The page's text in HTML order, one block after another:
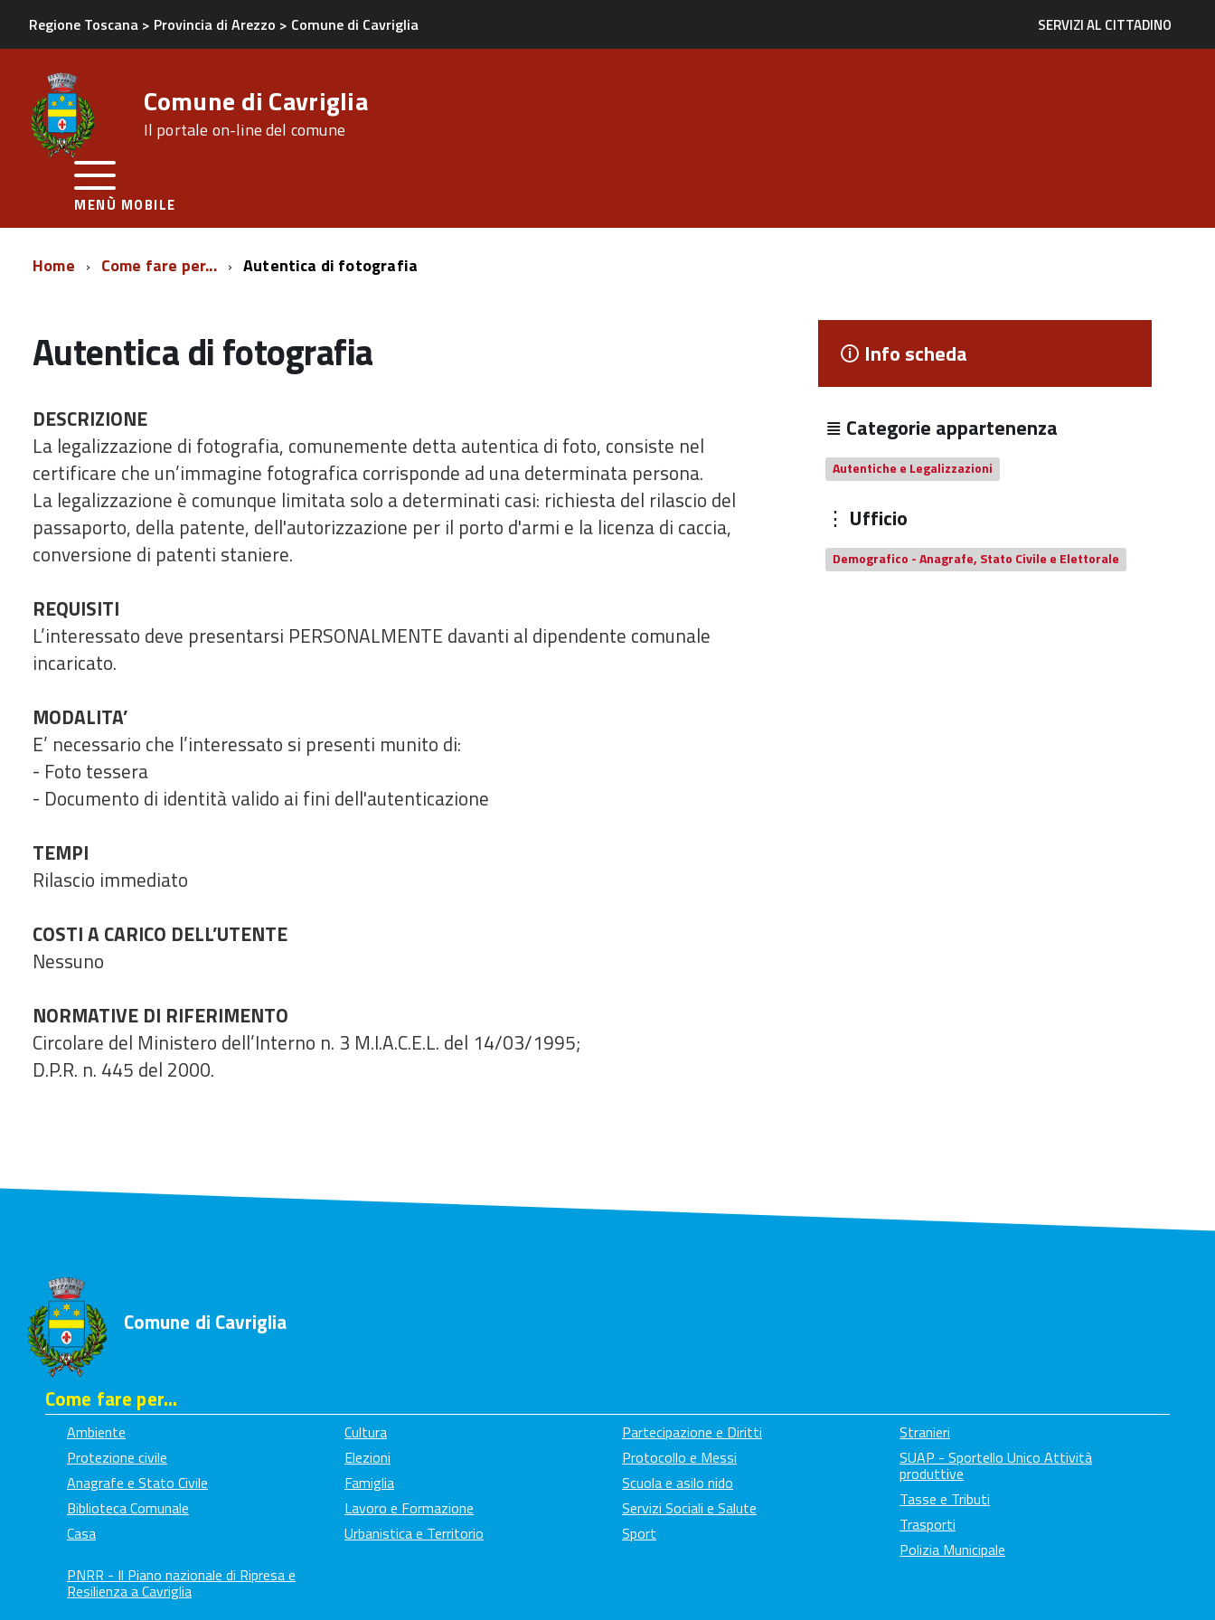
SERVIZI AL CITTADINO
Regione Toscana > Provincia di Arezzo > Comune di Cavriglia
Comune di Cavriglia
Il portale on-line del comune
MENÙ MOBILE
Home Come fare per... Autentica di fotografia
Autentica di fotografia
DESCRIZIONE
La legalizzazione di fotografia, comunemente detta autentica di foto, consiste nel
certificare che un’immagine fotografica corrisponde ad una determinata persona.
La legalizzazione è comunque limitata solo a determinati casi: richiesta del rilascio del
passaporto, della patente, dell'autorizzazione per il porto d'armi e la licenza di caccia,
conversione di patenti staniere.
REQUISITI
L’interessato deve presentarsi PERSONALMENTE davanti al dipendente comunale
incaricato.
MODALITA’
E’ necessario che l’interessato si presenti munito di:
- Foto tessera
- Documento di identità valido ai fini dell'autenticazione
TEMPI
Rilascio immediato
COSTI A CARICO DELL’UTENTE
Nessuno
NORMATIVE DI RIFERIMENTO
Circolare del Ministero dell’Interno n. 3 M.I.A.C.E.L. del 14/03/1995;
D.P.R. n. 445 del 2000.
Info scheda
Categorie appartenenza
Autentiche e Legalizzazioni
Ufficio
Demografico - Anagrafe, Stato Civile e Elettorale
Comune di Cavriglia
Come fare per...
Ambiente
Protezione civile
Anagrafe e Stato Civile
Biblioteca Comunale
Casa
Cultura
Elezioni
Famiglia
Lavoro e Formazione
Urbanistica e Territorio
Partecipazione e Diritti
Protocollo e Messi
Scuola e asilo nido
Servizi Sociali e Salute
Sport
Stranieri
SUAP - Sportello Unico Attività
produttive
Tasse e Tributi
Trasporti
Polizia Municipale
PNRR - Il Piano nazionale di Ripresa e
Resilienza a Cavriglia